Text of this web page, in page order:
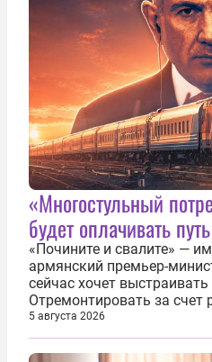
«Многостульный
будет оплачивать
«Почините и свалите» —
армянский премьер-
сейчас хочет
Отремонтировать за счет
железнодорожную
прохождения TRIPP
связать Азербайджан и
5 августа 2026